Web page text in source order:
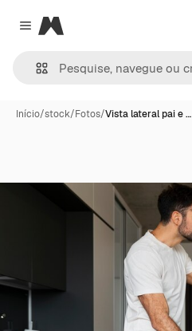
Close menu
Magnific
Início/stock/Fotos/Vista lateral pai e …